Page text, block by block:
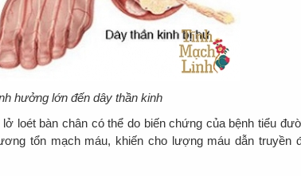
hưởng lớn đến dây thần kinh
loét bàn chân có thể do biến chứng của bệnh tiểu
tổn mạch máu, khiến cho lượng máu dẫn truyền